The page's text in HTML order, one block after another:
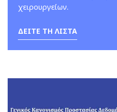
χειρουργείων.
ΔΕΙΤΕ ΤΗ ΛΙΣΤΑ